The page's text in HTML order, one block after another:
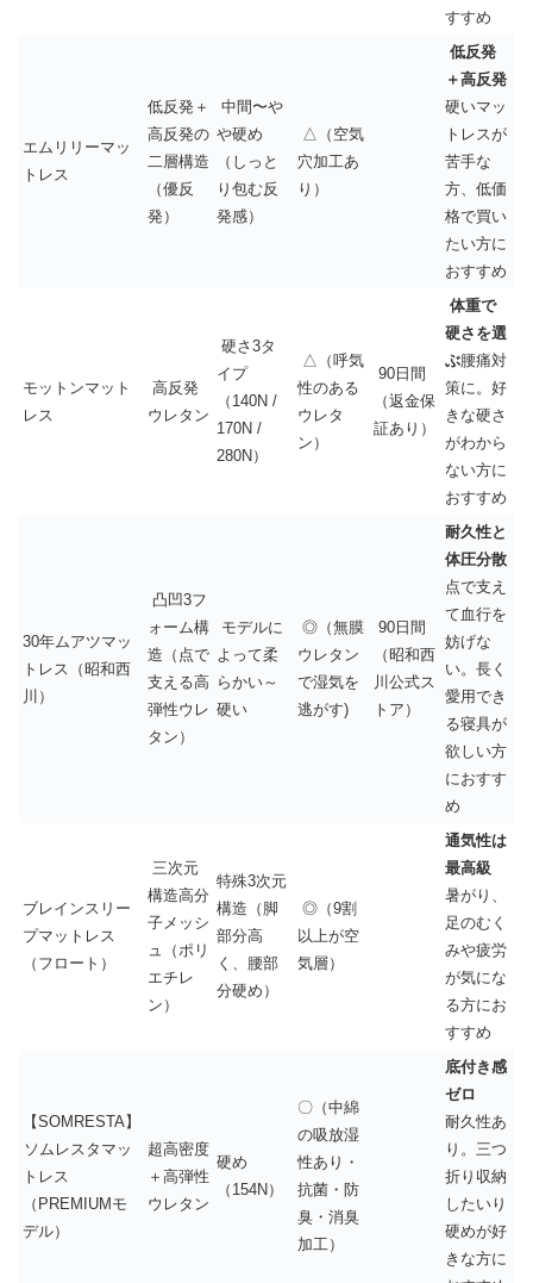
すすめ
エムリリーマッ
トレス
低反発＋
高反発の
二層構造
（優反
発）
中間〜や
や硬め
（しっと
り包む反
発感）
△（空気
穴加工あ
り）
低反発
＋高反発
硬いマッ
トレスが
苦手な
方、低価
格で買い
たい方に
おすすめ
モットンマット
レス
高反発
ウレタン
硬さ3タ
イプ
（140N /
170N /
280N）
△（呼気
性のある
ウレタ
ン）
90日間
（返金保
証あり）
体重で
硬さを選
ぶ腰痛対
策に。好
きな硬さ
がわから
ない方に
おすすめ
30年ムアツマッ
トレス（昭和西
川）
凸凹3フ
ォーム構
造（点で
支える高
弾性ウレ
タン）
モデルに
よって柔
らかい～
硬い
◎（無膜
ウレタン
で湿気を
逃がす)
90日間
（昭和西
川公式ス
トア）
耐久性と
体圧分散
点で支え
て血行を
妨げな
い。長く
愛用でき
る寝具が
欲しい方
におすす
め
ブレインスリー
プマットレス
（フロート）
三次元
構造高分
子メッシ
ュ（ポリ
エチレ
ン）
特殊3次元
構造（脚
部分高
く、腰部
分硬め）
◎（9割
以上が空
気層）
通気性は
最高級
暑がり、
足のむく
みや疲労
が気にな
る方にお
すすめ
【SOMRESTA】
ソムレスタマッ
トレス
（PREMIUMモ
デル）
超高密度
＋高弾性
ウレタン
硬め
（154N）
〇（中綿
の吸放湿
性あり・
抗菌・防
臭・消臭
加工）
底付き感
ゼロ
耐久性あ
り。三つ
折り収納
したいり
硬めが好
きな方に